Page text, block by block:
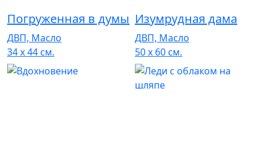
Погруженная в думы
ДВП, Масло
34 x 44 см.
Изумрудная дама
ДВП, Масло
50 x 60 см.